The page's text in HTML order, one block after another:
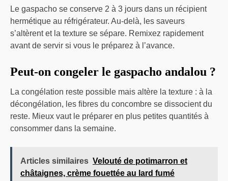
Le gaspacho se conserve 2 à 3 jours dans un récipient
hermétique au réfrigérateur. Au-delà, les saveurs
s’altèrent et la texture se sépare. Remixez rapidement
avant de servir si vous le préparez à l’avance.
Peut-on congeler le gaspacho andalou ?
La congélation reste possible mais altère la texture : à la
décongélation, les fibres du concombre se dissocient du
reste. Mieux vaut le préparer en plus petites quantités à
consommer dans la semaine.
Articles similaires Velouté de potimarron et
châtaignes, crème fouettée au lard fumé